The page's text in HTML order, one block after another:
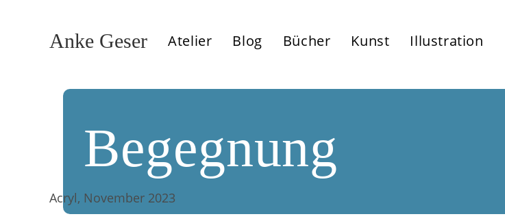
Anke Geser Atelier Blog Bücher Kunst Illustration
Begegnung
Acryl, November 2023